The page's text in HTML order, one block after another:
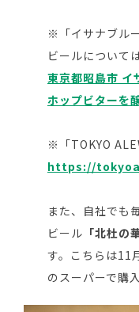
※「イサナブル
ビールについて
東京都昭島市 イ
ホップビターを
※「TOKYO
https://
また、自社でも
ビール 「北杜の
す。こちらは11
のスーパーで購